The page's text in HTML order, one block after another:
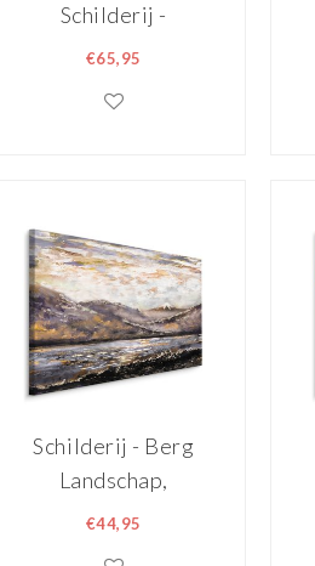
Schilderij -
Uitzicht op
premium print, 3
€65,95
Schilderij - Berg
Landschap,
Abstract,
€44,95